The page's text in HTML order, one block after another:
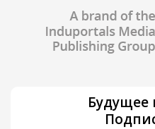
Будущее